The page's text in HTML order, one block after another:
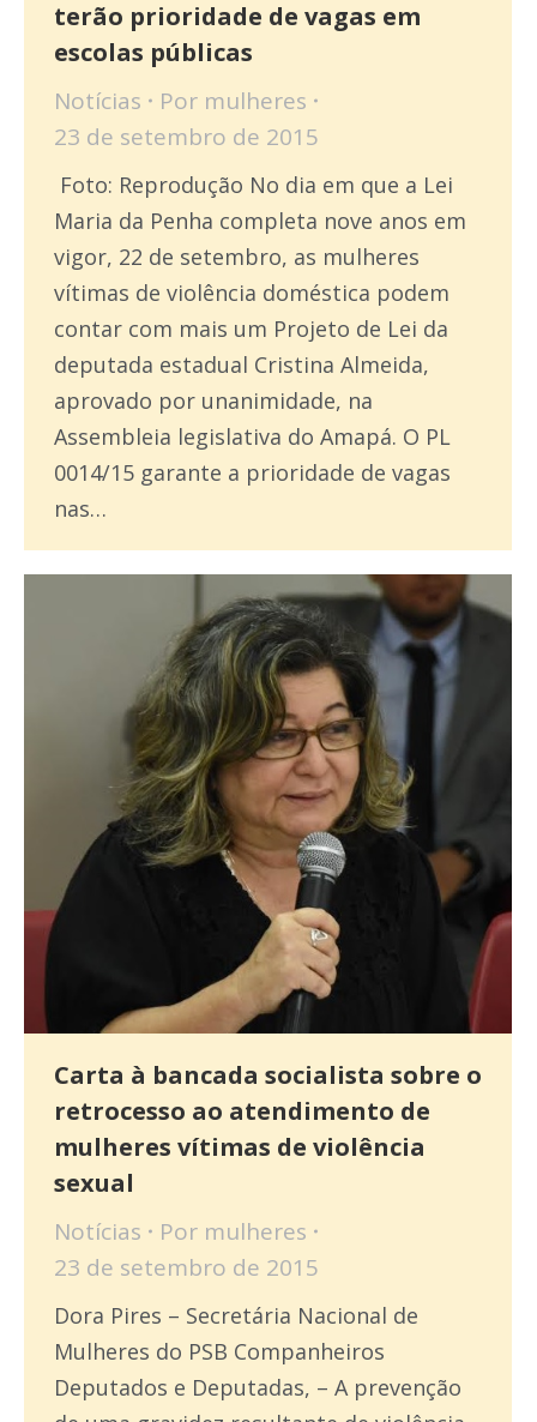
terão prioridade de vagas em
escolas públicas
Notícias Por mulheres
23 de setembro de 2015
Foto: Reprodução No dia em que a Lei
Maria da Penha completa nove anos em
vigor, 22 de setembro, as mulheres
vítimas de violência doméstica podem
contar com mais um Projeto de Lei da
deputada estadual Cristina Almeida,
aprovado por unanimidade, na
Assembleia legislativa do Amapá. O PL
0014/15 garante a prioridade de vagas
nas…
Carta à bancada socialista sobre o
retrocesso ao atendimento de
mulheres vítimas de violência
sexual
Notícias Por mulheres
23 de setembro de 2015
Dora Pires – Secretária Nacional de
Mulheres do PSB Companheiros
Deputados e Deputadas, – A prevenção